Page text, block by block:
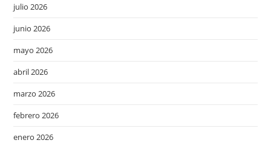
julio 2026
junio 2026
mayo 2026
abril 2026
marzo 2026
febrero 2026
enero 2026